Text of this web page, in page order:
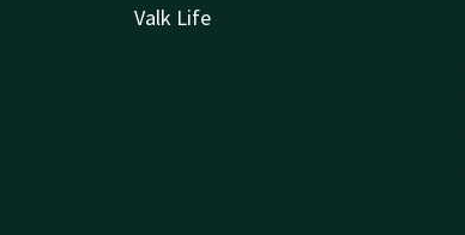
Valk Life